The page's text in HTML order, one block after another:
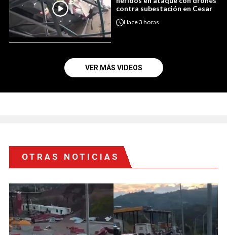
contra subestación en Cesar
Hace3 horas
VER MÁS VIDEOS
OTRAS NOTICIAS